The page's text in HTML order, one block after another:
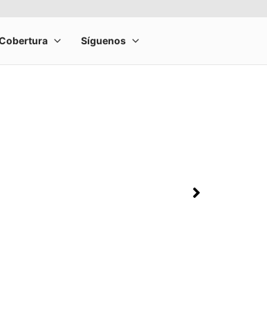
image at a time. Use the Previous and Next buttons